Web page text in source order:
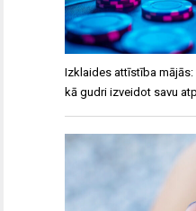
Izklaides attīstība
kā gudri izveidot savu